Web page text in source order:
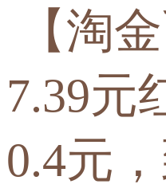
【淘
7.39元
0.4元